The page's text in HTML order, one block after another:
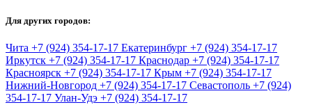
Для других городов:
Чита +7 (924) 354-17-17 Екатеринбург +7 (924) 354-17-17
Иркутск +7 (924) 354-17-17 Краснодар +7 (924) 354-17-17
Красноярск +7 (924) 354-17-17 Крым +7 (924) 354-17-17
Нижний-Новгород +7 (924) 354-17-17 Севастополь +7 (924)
354-17-17 Улан-Удэ +7 (924) 354-17-17